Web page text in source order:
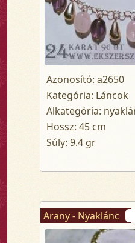
Azonosító: a2650
Kategória: Láncok
Alkategória:
Hossz: 45 cm
Súly: 9.4 gr
Arany - Nyaklánc